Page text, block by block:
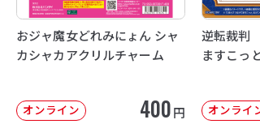
おジャ魔女どれみにょん シャ
カシャカアクリルチャーム
オンライン 400円
逆転裁判
ますこっ
オンライ